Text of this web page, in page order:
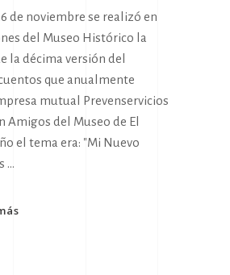
de noviembre se realizó en
del Museo Histórico la
la décima versión del
que anualmente
mutual Prevenservicios
Amigos del Museo de El
el tema era: "Mi Nuevo